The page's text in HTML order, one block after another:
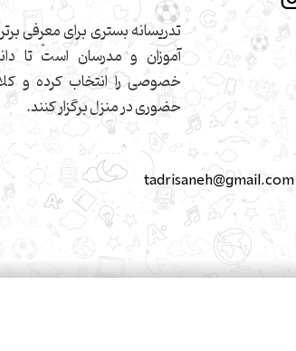
تدریسانه بستری برای معرفی
آموزان و مدرسان است تا
خصوصی را انتخاب کرده و
حضوری در منزل برگزار کنند.
tadrisaneh@gmail.com